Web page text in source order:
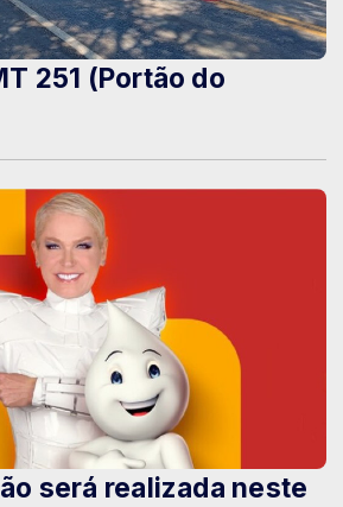
251 (Portão do
será realizada neste